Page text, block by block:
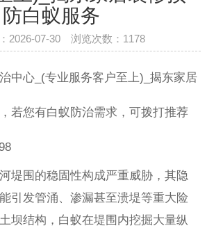
防白蚁服务
2026-07-30 浏览次数： 1178
中心_(专业服务客户至上)_揭东家居
若您有白蚁防治需求，可拨打推荐
堤围的稳固性构成严重威胁，其隐
引发管涌、渗漏甚至溃堤等重大险
坝结构，白蚁在堤围内挖掘大量纵